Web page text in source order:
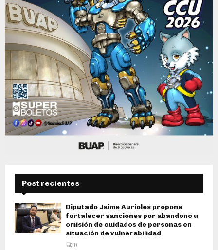
Post recientes
Diputado Jaime Aurioles propone
fortalecer sanciones por abandono u
omisión de cuidados de personas en
situación de vulnerabilidad
0